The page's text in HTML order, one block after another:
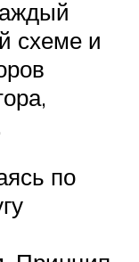
схеме и
по